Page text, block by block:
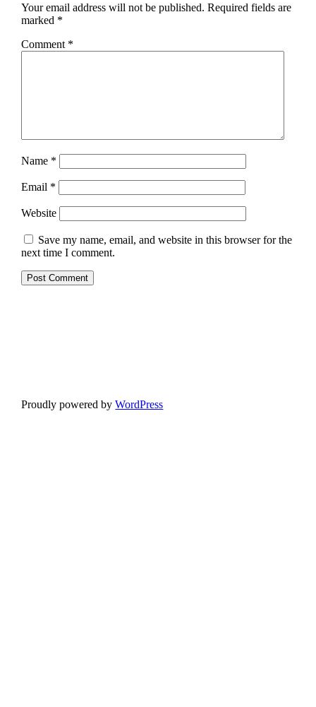
Your email address will not be published. Required fields are
marked *
Comment *
Name *
Email *
Website
Save my name, email, and website in this browser for the
next time I comment.
Proudly powered byWordPress